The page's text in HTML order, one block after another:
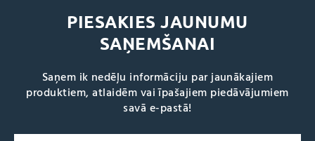
PIESAKIES JAUNUMU
SAŅEMŠANAI
Saņem ik nedēļu informāciju par jaunākajiem
produktiem, atlaidēm vai īpašajiem piedāvājumiem
savā e-pastā!